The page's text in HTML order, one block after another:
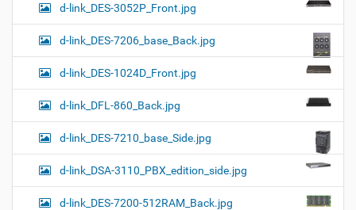
d-link_DES-3052P_Front.jpg
d-link_DES-7206_base_Back.jpg
d-link_DES-1024D_Front.jpg
d-link_DFL-860_Back.jpg
d-link_DES-7210_base_Side.jpg
d-link_DSA-3110_PBX_edition_side.jpg
d-link_DES-7200-512RAM_Back.jpg